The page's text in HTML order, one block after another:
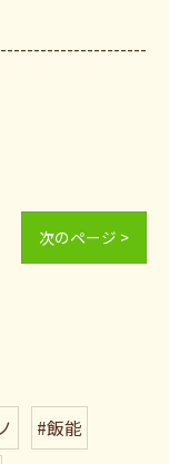
次のページ >
#飯能